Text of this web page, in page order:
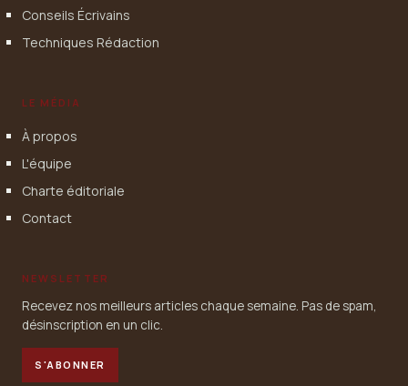
Conseils Écrivains
Techniques Rédaction
LE MÉDIA
À propos
L'équipe
Charte éditoriale
Contact
NEWSLETTER
Recevez nos meilleurs articles chaque semaine. Pas de spam,
désinscription en un clic.
S'ABONNER